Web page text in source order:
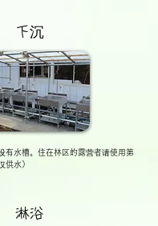
下沉
有水槽。住在林区的露营者请使用第
供水）
淋浴